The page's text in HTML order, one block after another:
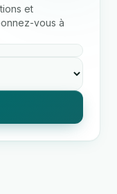
et
vous à